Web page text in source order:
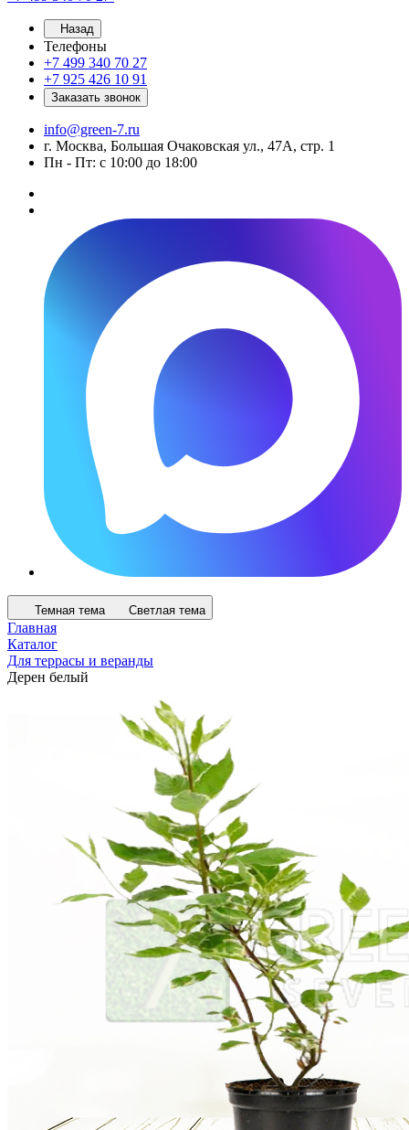
Назад
Телефоны
+7 499 340 70 27
+7 925 426 10 91
Заказать звонок
info@green-7.ru
г. Москва, Большая Очаковская ул., 47А, стр. 1
Пн - Пт: с 10:00 до 18:00
Темная тема Светлая тема
Главная
Каталог
Для террасы и веранды
Дерен белый